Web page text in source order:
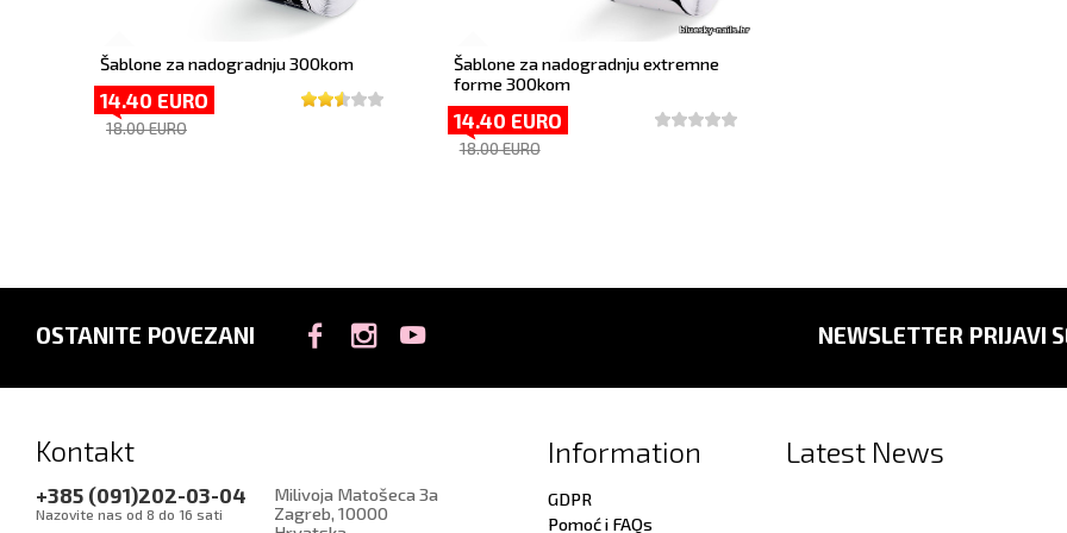
Šablone za nadogradnju 300kom
14.40 EURO
18.00 EURO
Šablone za nadogradnju extremne
forme 300kom
14.40 EURO
18.00 EURO
OSTANITE POVEZANI NEWSLETTER PRIJAVI
Kontakt
+385 (091)202-03-04
Nazovite nas od 8 do 16 sati
Milivoja Matošeca 3a
Zagreb, 10000
Information
GDPR
Pomoć i FAQs
Latest News